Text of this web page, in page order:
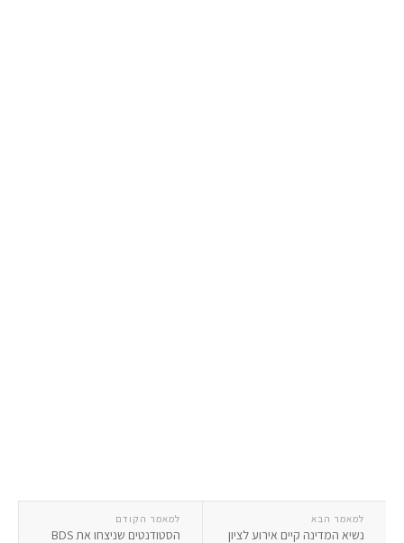
למאמר הקודם
הסטודנטים שניצחו את BDS
למאמר הבא
נשיא המדינה קיים אירוע לציון